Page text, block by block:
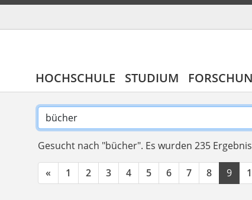
HOCHSCHULE STUDIUM
Gesucht nach "bücher". Es wurden 235
« 1 2 3 4 5 6 7 8 9